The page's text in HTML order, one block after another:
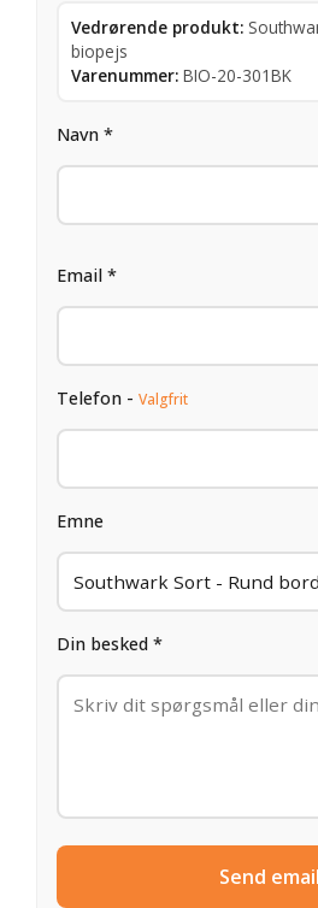
Vedrørende produkt:
biopejs
Varenummer: BIO-20-301BK
Navn *
Email *
Telefon - Valgfrit
Emne
Din besked *
Send email